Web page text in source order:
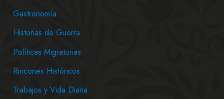
Gastronomía
Historias de Guerra
Políticas Migratorias
Rincones Históricos
Trabajos y Vida Diaria